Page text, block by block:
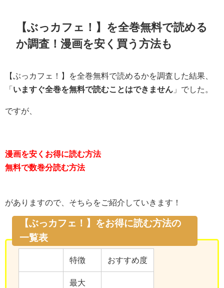
【ぶっカフェ！】を全巻無料で読める
か調査！漫画を安く買う方法も
【ぶっカフェ！】を全巻無料で読めるかを調査した結果、
「 いますぐ全巻を無料で読むことはできません 」でした。
ですが、
漫画を安くお得に読む方法
無料で数巻分読む方法
がありますので、そちらをご紹介していきます！
【ぶっカフェ！】をお得に読む方法の
一覧表
特徴 おすすめ度
最大